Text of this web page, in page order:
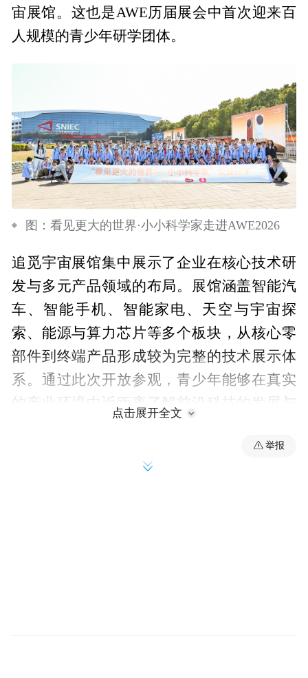
宙展馆。这也是AWE历届展会中首次迎来百
人规模的青少年研学团体。
图：看见更大的世界·小小科学家走进AWE2026
追觅宇宙展馆集中展示了企业在核心技术研
发与多元产品领域的布局。展馆涵盖智能汽
车、智能手机、智能家电、天空与宇宙探
索、能源与算力芯片等多个板块，从核心零
部件到终端产品形成较为完整的技术展示体
系。通过此次开放参观，青少年能够在真实
的产业环境中近距离了解前沿科技的发展与
点击展开全文
举报